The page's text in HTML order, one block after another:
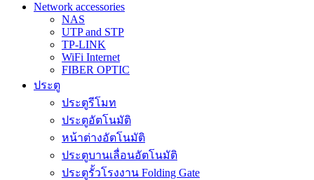
Network accessories
NAS
UTP and STP
TP-LINK
WiFi Internet
FIBER OPTIC
ประตู
ประตูรีโมท
ประตูอัตโนมัติ
หน้าต่างอัตโนมัติ
ประตูบานเลื่อนอัตโนมัติ
ประตูรั้วโรงงาน Folding Gate